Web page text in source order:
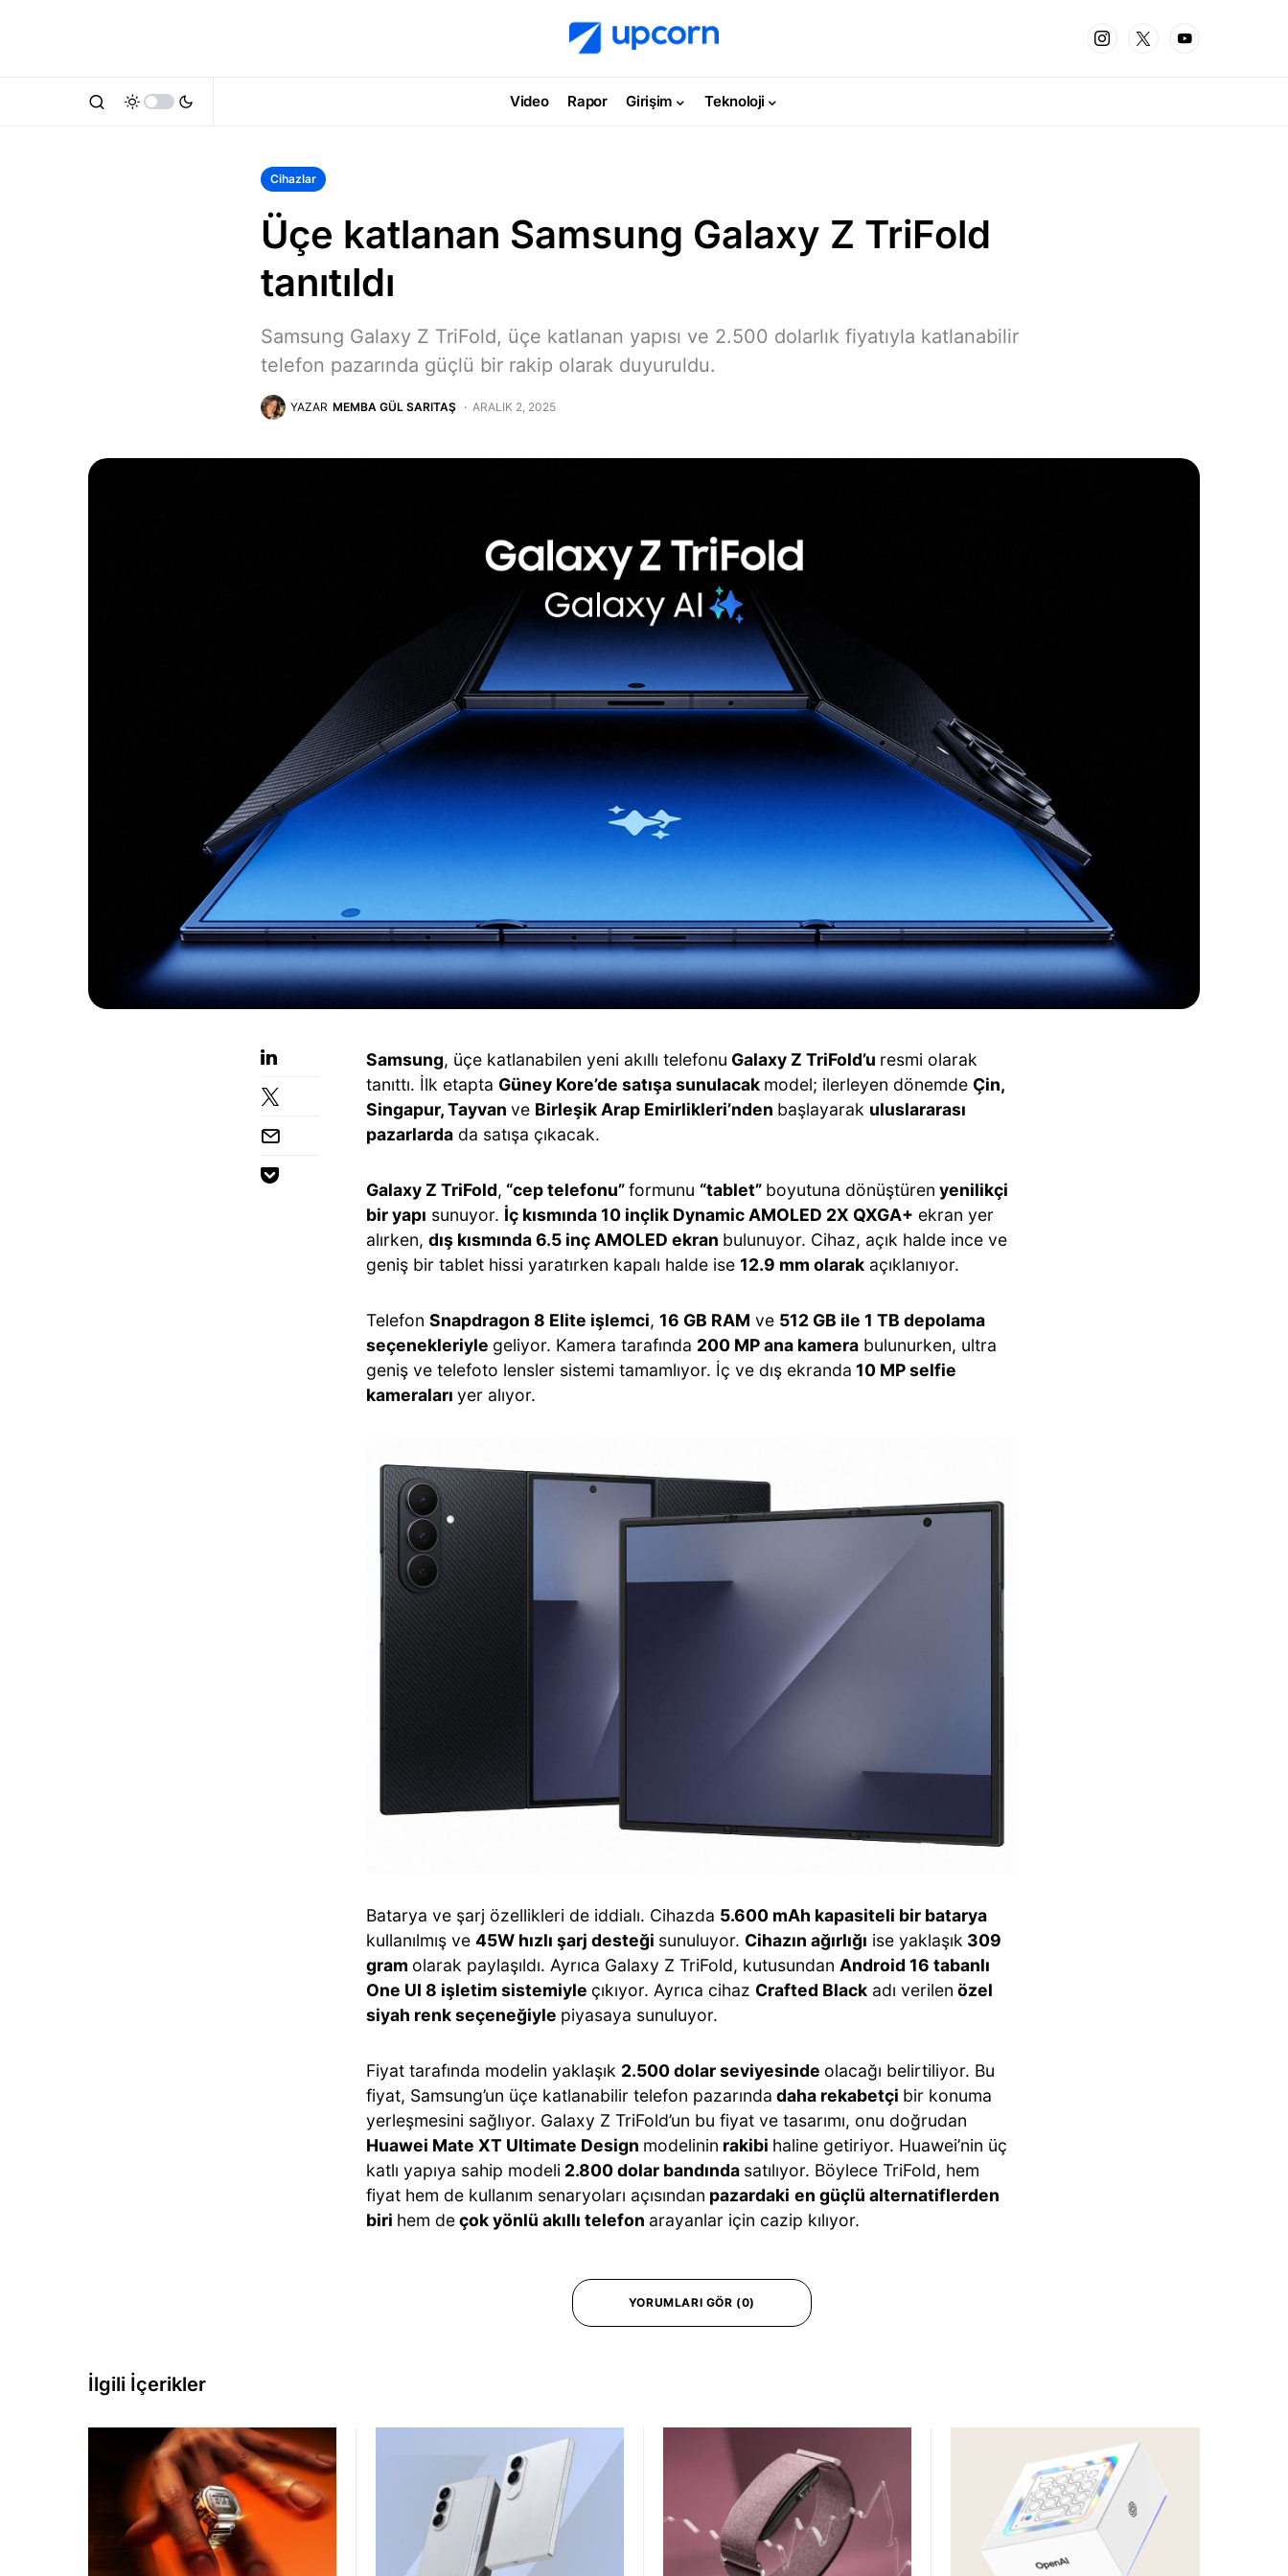
Video Rapor Girişim Teknoloji
Cihazlar
Üçe katlanan Samsung Galaxy Z TriFold
tanıtıldı
Samsung Galaxy Z TriFold, üçe katlanan yapısı ve 2.500 dolarlık fiyatıyla katlanabilir
telefon pazarında güçlü bir rakip olarak duyuruldu.
YAZAR MEMBA GÜL SARITAŞ ARALIK 2, 2025
Samsung, üçe katlanabilen yeni akıllı telefonu Galaxy Z TriFold’u resmi olarak
tanıttı. İlk etapta Güney Kore’de satışa sunulacak model; ilerleyen dönemde Çin,
Singapur, Tayvan ve Birleşik Arap Emirlikleri’nden başlayarak uluslararası
pazarlarda da satışa çıkacak.
Galaxy Z TriFold, “cep telefonu”formunu “tablet” boyutuna dönüştüren yenilikçi
bir yapı sunuyor. İç kısmında 10 inçlik Dynamic AMOLED 2X QXGA+ ekran yer
alırken, dış kısmında 6.5 inç AMOLED ekran bulunuyor. Cihaz, açık halde ince ve
geniş bir tablet hissi yaratırken kapalı halde ise 12.9 mm olarak açıklanıyor.
Telefon Snapdragon 8 Elite işlemci, 16 GB RAM ve 512 GB ile 1 TB depolama
seçenekleriyle geliyor. Kamera tarafında 200 MP ana kamera bulunurken, ultra
geniş ve telefoto lensler sistemi tamamlıyor. İç ve dış ekranda 10 MP selfie
kameraları yer alıyor.
Batarya ve şarj özellikleri de iddialı. Cihazda 5.600 mAh kapasiteli bir batarya
kullanılmış ve 45W hızlı şarj desteği sunuluyor. Cihazın ağırlığı ise yaklaşık 309
gram olarak paylaşıldı. Ayrıca Galaxy Z TriFold, kutusundan Android 16 tabanlı
One UI 8 işletim sistemiyle çıkıyor. Ayrıca cihaz Crafted Black adı verilen özel
siyah renk seçeneğiyle piyasaya sunuluyor.
Fiyat tarafında modelin yaklaşık 2.500 dolar seviyesinde olacağı belirtiliyor. Bu
fiyat, Samsung’un üçe katlanabilir telefon pazarında daha rekabetçi bir konuma
yerleşmesini sağlıyor. Galaxy Z TriFold’un bu fiyat ve tasarımı, onu doğrudan
Huawei Mate XT Ultimate Design modelinin rakibi haline getiriyor. Huawei’nin üç
katlı yapıya sahip modeli 2.800 dolar bandında satılıyor. Böylece TriFold, hem
fiyat hem de kullanım senaryoları açısından pazardaki en güçlü alternatiflerden
biri hem deçok yönlü akıllı telefon arayanlar için cazip kılıyor.
YORUMLARI GÖR (0)
İlgili İçerikler